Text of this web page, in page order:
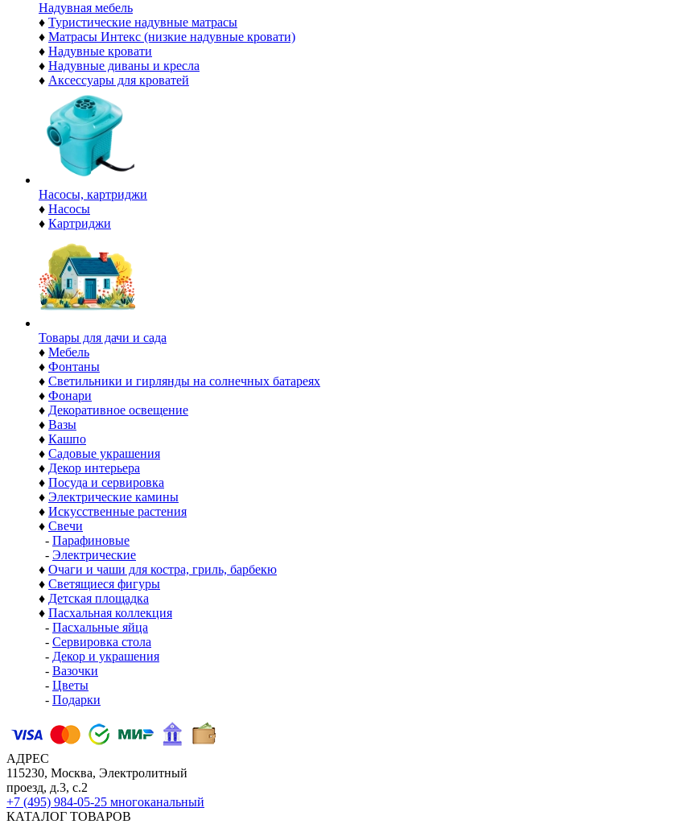
Надувная мебель
♦ Туристические надувные матрасы
♦ Матрасы Интекс (низкие надувные кровати)
♦ Надувные кровати
♦ Надувные диваны и кресла
♦ Аксессуары для кроватей
Насосы, картриджи
♦ Насосы
♦ Картриджи
Товары для дачи и сада
♦ Мебель
♦ Фонтаны
♦ Светильники и гирлянды на солнечных батареях
♦ Фонари
♦ Декоративное освещение
♦ Вазы
♦ Кашпо
♦ Садовые украшения
♦ Декор интерьера
♦ Посуда и сервировка
♦ Электрические камины
♦ Искусственные растения
♦ Свечи
- Парафиновые
- Электрические
♦ Очаги и чаши для костра, гриль, барбекю
♦ Светящиеся фигуры
♦ Детская площадка
♦ Пасхальная коллекция
- Пасхальные яйца
- Сервировка стола
- Декор и украшения
- Вазочки
- Цветы
- Подарки
АДРЕС
115230, Москва, Электролитный
проезд, д.3, с.2
+7 (495) 984-05-25 многоканальный
КАТАЛОГ ТОВАРОВ